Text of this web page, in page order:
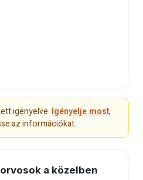
igényelve. Igényelje most,
az információkat.
a közelben